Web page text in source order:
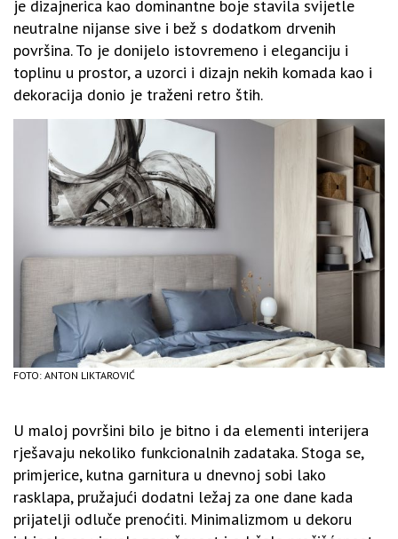
je dizajnerica kao dominantne boje stavila svijetle
neutralne nijanse sive i bež s dodatkom drvenih
površina. To je donijelo istovremeno i eleganciju i
toplinu u prostor, a uzorci i dizajn nekih komada kao i
dekoracija donio je traženi retro štih.
FOTO: ANTON LIKTAROVIĆ
U maloj površini bilo je bitno i da elementi interijera
rješavaju nekoliko funkcionalnih zadataka. Stoga se,
primjerice, kutna garnitura u dnevnoj sobi lako
rasklapa, pružajući dodatni ležaj za one dane kada
prijatelji odluče prenoćiti. Minimalizmom u dekoru